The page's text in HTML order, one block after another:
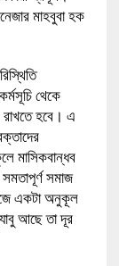
মাহবুবা হক
থেকে
হবে। এ
মাসিকবান্ধব
সমাজ
একটা অনুকূল
আছে তা দূর